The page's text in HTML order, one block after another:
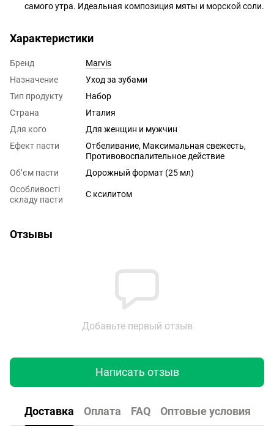
самого утра. Идеальная композиция мяты и морской соли.
Характеристики
Бренд
Marvis
Назначение
Уход за зубами
Тип продукту
Набор
Страна
Италия
Для кого
Для женщин и мужчин
Ефект пасти
Отбеливание, Максимальная свежесть,
Противовоспалительное действие
Обʼєм пасти
Дорожный формат (25 мл)
Особливості
складу пасти
С ксилитом
Отзывы
Добавьте первый отзыв
Написать отзыв
Доставка Оплата FAQ Оптовые условия